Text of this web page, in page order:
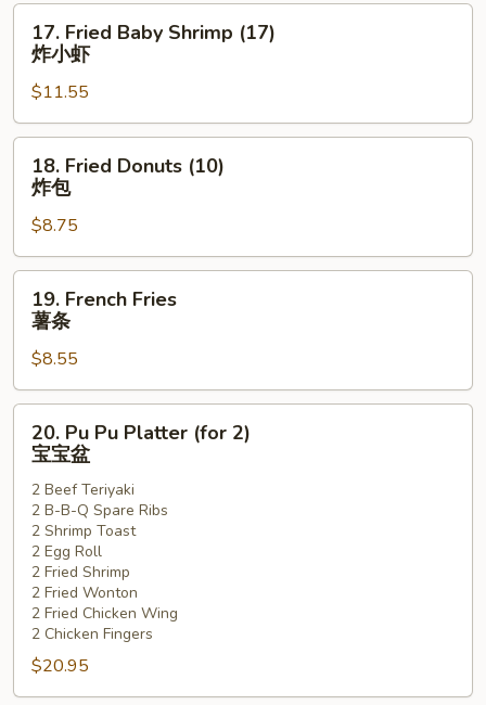
炸
Fried
Baby
Shrimp
(17)
炸
17. Fried Baby Shrimp (17)
炸小虾
$11.55
Fried
Donuts
(10)
炸
包
18. Fried Donuts (10)
炸包
$8.75
French
Fries
条
19. French Fries
薯条
$8.55
Pu
Pu
Platter
(for
20. Pu Pu Platter (for 2)
宝宝盆
2 Beef Teriyaki
2 B-B-Q Spare Ribs
2 Shrimp Toast
2 Egg Roll
2 Fried Shrimp
2 Fried Wonton
2 Fried Chicken Wing
2 Chicken Fingers
$20.95